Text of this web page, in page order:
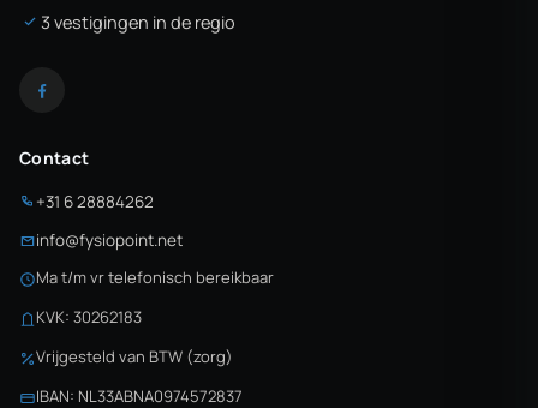
3 vestigingen in de regio
Contact
+31 6 28884262
info@fysiopoint.net
Ma t/m vr telefonisch bereikbaar
KVK: 30262183
Vrijgesteld van BTW (zorg)
IBAN: NL33ABNA0974572837